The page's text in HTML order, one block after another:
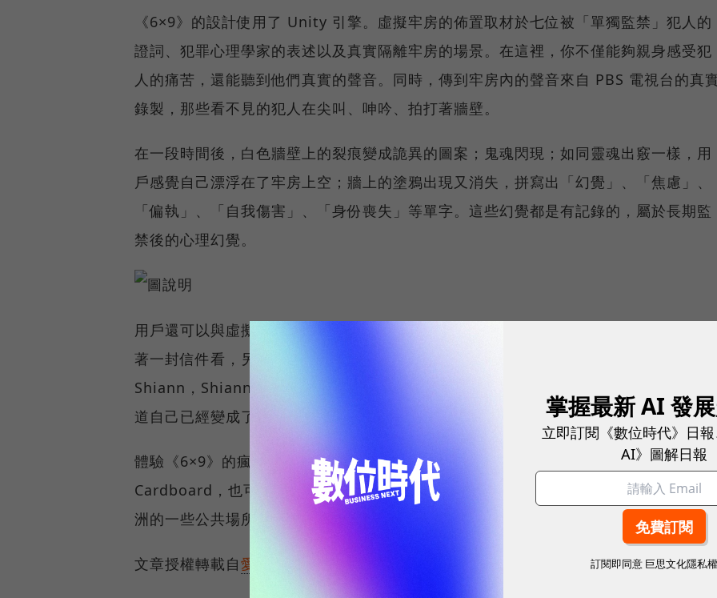
《6×9》的設計使用了 Unity 引擎。虛擬牢房的佈置取材於七位被「單獨監禁」犯人的
證詞、犯罪心理學家的表述以及真實隔離牢房的場景。在這裡，你不僅能夠親身感受犯
人的痛苦，還能聽到他們真實的聲音。同時，傳到牢房內的聲音來自 PBS 電視台的真
錄製，那些看不見的犯人在尖叫、呻吟、拍打著牆壁。
在一段時間後，白色牆壁上的裂痕變成詭異的圖案；鬼魂閃現；如同靈魂出竅一樣，用
戶感覺自己漂浮在了牢房上空；牆上的塗鴉出現又消失，拼寫出「幻覺」、「焦慮」、
「偏執」、「自我傷害」、「身份喪失」等單字。這些幻覺都是有記錄的，屬於長期監
禁後的心理幻覺。
用戶還可以與虛擬世界互動。盯著馬桶看，你能夠聽到曾被監禁於此的犯人的聲音；盯
著一封信件看，另一位犯人的聲音被激活。他大聲地讀著寫給女友的信：「親愛的
Shiann，Shiann，我需要幫助⋯⋯我知道自己的名字，知道自己的樣子。但是，我不
道自己已經變成了什麼人。」
體驗《6×9》的瘋狂世界，用戶可以使用 Gear VR 這樣的手機配件，或者 Google 的
Cardboard，也可直接使用手機或電腦觀看。在接下來的幾周里，衛報還會在美國和歐
洲的一些公共場所設置 VR 展台，包括新奧爾良、紐約、柏林、倫敦等地。
文章授權轉載自愛范兒
掌握最新 AI 發
立即訂閱《數位時代》日
AI》圖解日報
訂閱即同意 巨思文化隱私